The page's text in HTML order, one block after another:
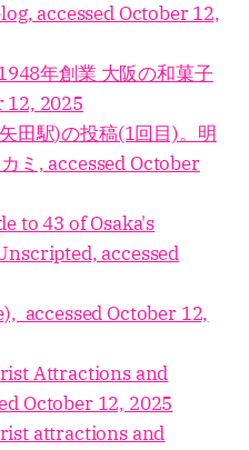
accessed October 12,
年創業 大阪の和菓子
12, 2025
田駅)の投稿(1回目)。明
ミ, accessed October
to 43 of Osaka's
accessed
accessed October 12,
Attractions and
October 12, 2025
attractions and